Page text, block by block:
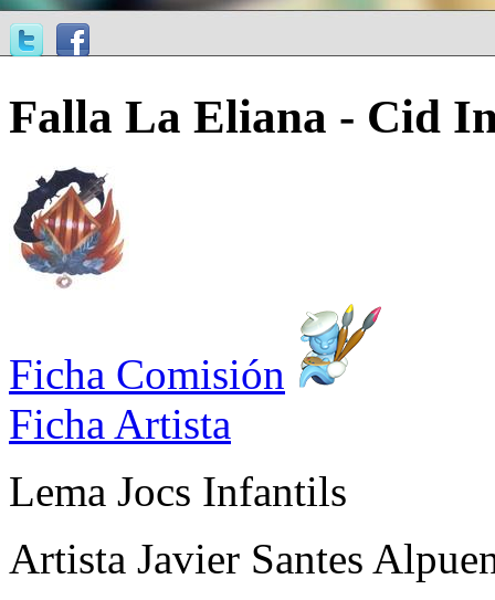
Falla La Eliana - Cid
Ficha Comisión
Ficha Artista
Lema Jocs Infantils
Artista Javier Santes